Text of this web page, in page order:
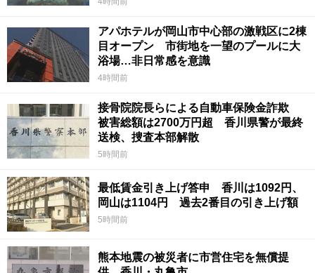
アパホテルが岡山市中心部の激戦区に2棟
目オープン 市街地を一望のプールに大
浴場…非日常感を意識
4時間前
接骨院院長らによる自動車保険金詐欺
被害総額は2700万円超 香川県警が最終
送検、捜査本部解散
5時間前
最低賃金引き上げ答申 香川は1092円、
岡山は1104円 過去2番目の引き上げ額
5時間前
熊本地震の被災者に市営住宅を無償提